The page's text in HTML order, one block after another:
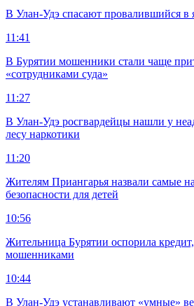
В Улан-Удэ спасают провалившийся в
11:41
В Бурятии мошенники стали чаще
«сотрудниками суда»
11:27
В Улан-Удэ росгвардейцы нашли у
лесу наркотики
11:20
Жителям Приангарья назвали самые
безопасности для детей
10:56
Жительница Бурятии оспорила
мошенниками
10:44
В Улан-Удэ устанавливают «умные»